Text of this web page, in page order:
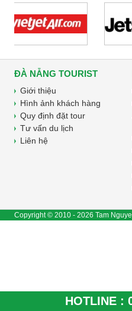
ĐÀ NẴNG TOURIST
Giới thiệu
Hình ảnh khách hàng
Quy định đặt tour
Tư vấn du lịch
Liên hệ
HOTLINE :
Copyright © 2010 - 2026 Tam